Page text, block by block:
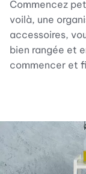
Commencez
voilà, une
accessoires,
bien rangée et
commencer et